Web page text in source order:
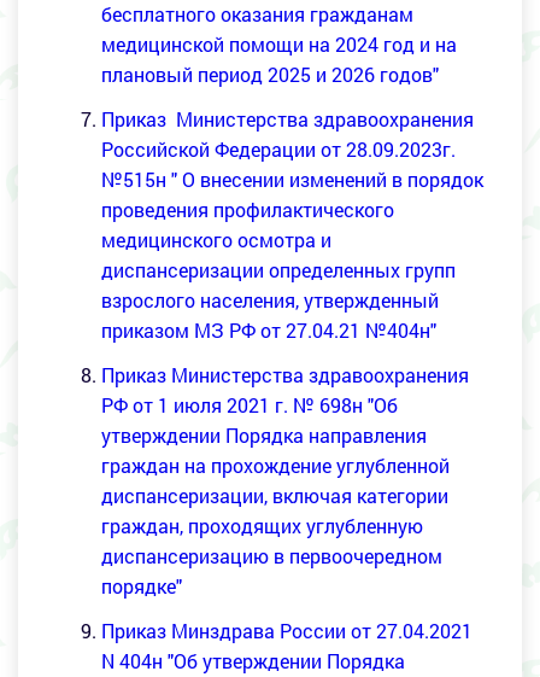
бесплатного оказания гражданам
медицинской помощи на 2024 год и на
плановый период 2025 и 2026 годов"
Приказ Министерства здравоохранения
Российской Федерации от 28.09.2023г.
№515н "О внесении изменений в порядок
проведения профилактического
медицинского осмотра и
диспансеризации определенных групп
взрослого населения, утвержденный
приказом МЗ РФ от 27.04.21 №404н"
Приказ Министерства здравоохранения
РФ от 1 июля 2021 г. № 698н "Об
утверждении Порядка направления
граждан на прохождение углубленной
диспансеризации, включая категории
граждан, проходящих углубленную
диспансеризацию в первоочередном
порядке"
Приказ Минздрава России от 27.04.2021
N 404н "Об утверждении Порядка